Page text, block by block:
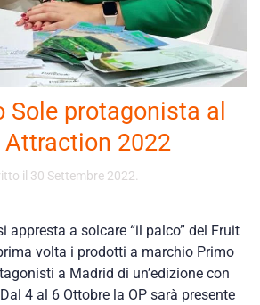
Sole protagonista al
Attraction 2022
il 30 Settembre 2022
appresta a solcare “il palco” del Fruit
volta i prodotti a marchio Primo
a Madrid di un’edizione con
4 al 6 Ottobre la OP sarà presente